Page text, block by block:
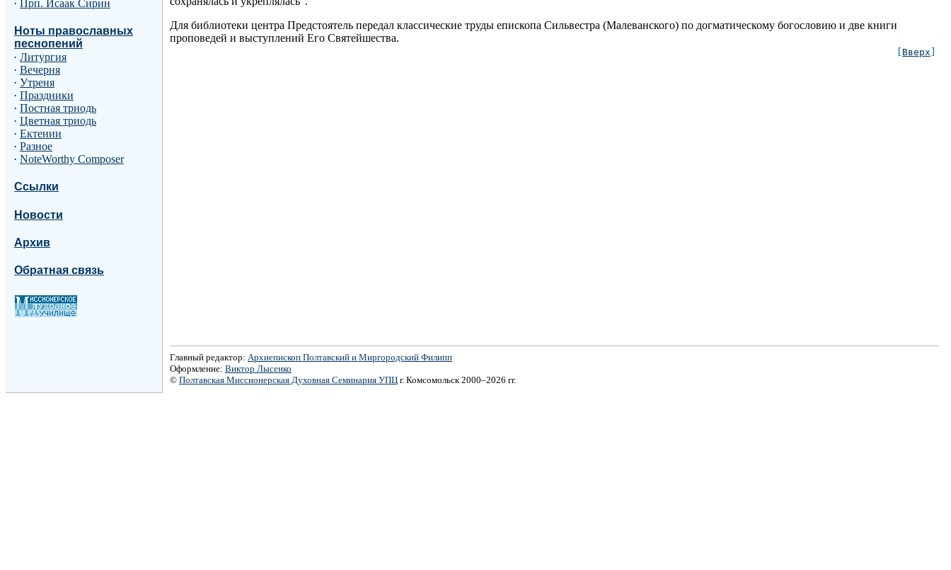
· Прп. Исаак Сирин
Ноты православных
песнопений
· Литургия
· Вечерня
· Утреня
· Праздники
· Постная триодь
· Цветная триодь
· Ектении
· Разное
· NoteWorthy Composer
Ссылки
Новости
Архив
Обратная связь
Для библиотеки центра Предстоятель передал классические труды епископа Сильвестра (Малеванского) по догматическому богословию и две книги
проповедей и выступлений Его Святейшества.
[ Вверх ]
Главный редактор: Архиепископ Полтавский и Миргородский Филипп
Оформление: Виктор Лысенко
© Полтавская Миссионерская Духовная Семинария УПЦ г. Комсомольск 2000–2026 гг.